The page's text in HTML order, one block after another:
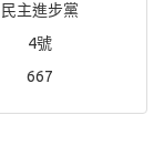
民主進步黨
4號
667